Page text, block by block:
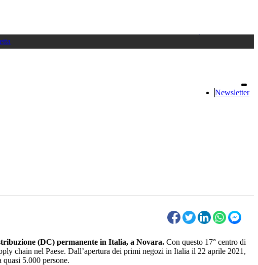
Accedioppure registrati
Newsletter
(DC) permanente in Italia, a Novara. Con questo 17° centro di
chain nel Paese. Dall’apertura dei primi negozi in Italia il 22 aprile 2021,
5.000 persone.